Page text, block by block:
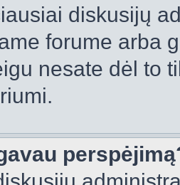
diskusijų
forume arba
nesate dėl to